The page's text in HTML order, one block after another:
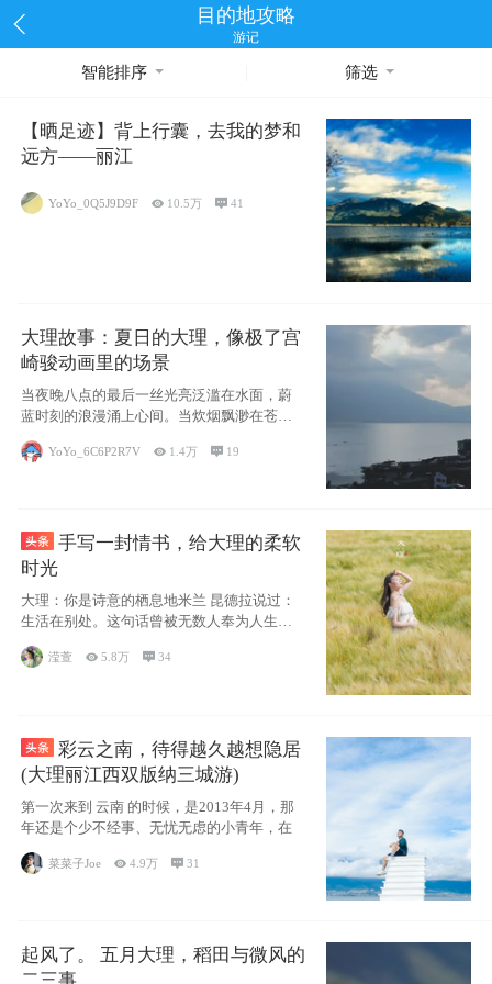
目的地攻略
游记
智能排序 筛选
【晒足迹】背上行囊，去我的梦和
远方——丽江
YoYo_0Q5J9D9F  10.5万 41
大理故事：夏日的大理，像极了宫
崎骏动画里的场景
当夜晚八点的最后一丝光亮泛滥在水面，蔚
蓝时刻的浪漫涌上心间。当炊烟飘渺在苍山
YoYo_6C6P2R7V  1.4万  19
手写一封情书，给大理的柔软
时光
大理：你是诗意的栖息地米兰 昆德拉说过：
生活在别处。这句话曾被无数人奉为人生信
条，并
滢萱 5.8万 34
彩云之南，待得越久越想隐居
(大理丽江西双版纳三城游)
第一次来到 云南 的时候，是2013年4月，那
年还是个少不经事、无忧无虑的小青年，在
菜菜子Joe 4.9万  31
起风了。 五月大理，稻田与微风的